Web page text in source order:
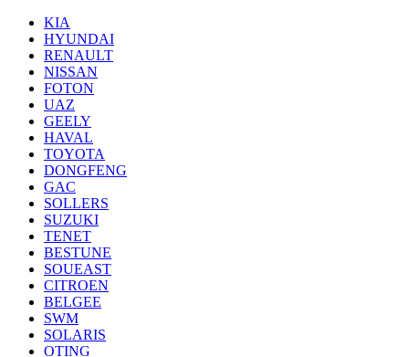
KIA
HYUNDAI
RENAULT
NISSAN
FOTON
UAZ
GEELY
HAVAL
TOYOTA
DONGFENG
GAC
SOLLERS
SUZUKI
TENET
BESTUNE
SOUEAST
CITROEN
BELGEE
SWM
SOLARIS
OTING